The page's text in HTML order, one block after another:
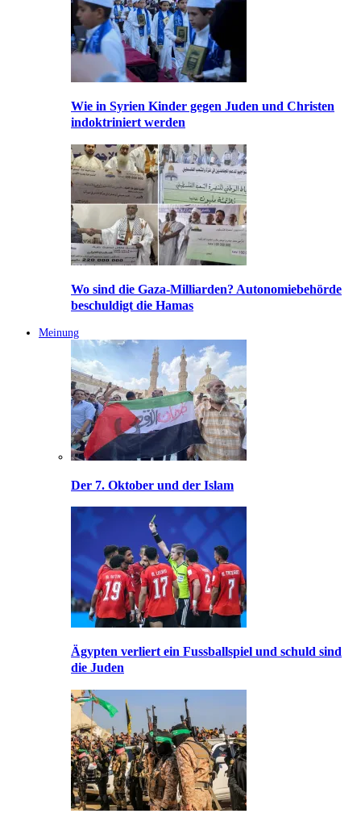
Wie in Syrien Kinder gegen Juden und Christen
indoktriniert werden
Wo sind die Gaza-Milliarden? Autonomiebehörde
beschuldigt die Hamas
Meinung
Der 7. Oktober und der Islam
Ägypten verliert ein Fussballspiel und schuld sind
die Juden